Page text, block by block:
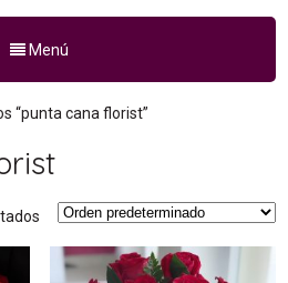
Menú
“punta cana florist”